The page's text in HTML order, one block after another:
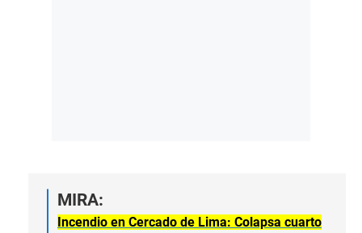
MIRA:
Incendio en Cercado de Lima: Colapsa cuarto